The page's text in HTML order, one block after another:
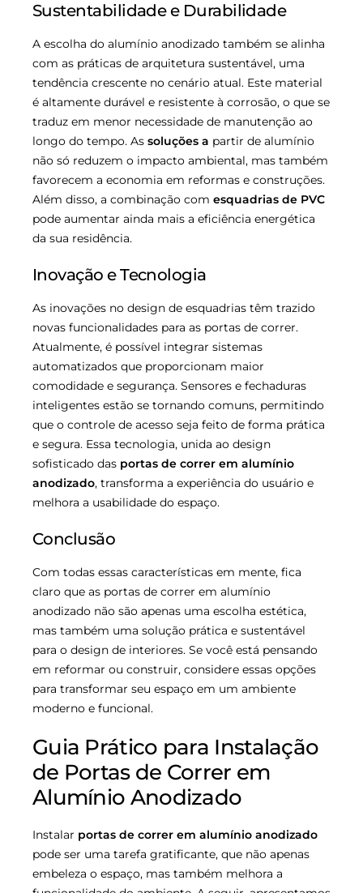
Sustentabilidade e Durabilidade
A escolha do alumínio anodizado também se alinha
com as práticas de arquitetura sustentável, uma
tendência crescente no cenário atual. Este material
é altamente durável e resistente à corrosão, o que se
traduz em menor necessidade de manutenção ao
longo do tempo. As soluções a partir de alumínio
não só reduzem o impacto ambiental, mas também
favorecem a economia em reformas e construções.
Além disso, a combinação com esquadrias de PVC
pode aumentar ainda mais a eficiência energética
da sua residência.
Inovação e Tecnologia
As inovações no design de esquadrias têm trazido
novas funcionalidades para as portas de correr.
Atualmente, é possível integrar sistemas
automatizados que proporcionam maior
comodidade e segurança. Sensores e fechaduras
inteligentes estão se tornando comuns, permitindo
que o controle de acesso seja feito de forma prática
e segura. Essa tecnologia, unida ao design
sofisticado das portas de correr em alumínio
anodizado, transforma a experiência do usuário e
melhora a usabilidade do espaço.
Conclusão
Com todas essas características em mente, fica
claro que as portas de correr em alumínio
anodizado não são apenas uma escolha estética,
mas também uma solução prática e sustentável
para o design de interiores. Se você está pensando
em reformar ou construir, considere essas opções
para transformar seu espaço em um ambiente
moderno e funcional.
Guia Prático para Instalação
de Portas de Correr em
Alumínio Anodizado
Instalar portas de correr em alumínio anodizado
pode ser uma tarefa gratificante, que não apenas
embeleza o espaço, mas também melhora a